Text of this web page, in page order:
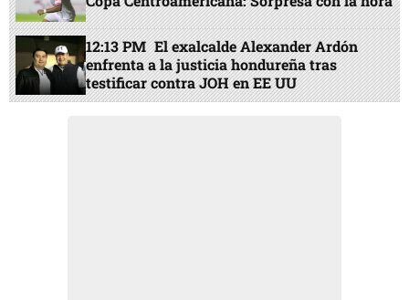
12:13 PM El exalcalde Alexander Ardón
enfrenta a la justicia hondureña tras
testificar contra JOH en EE UU